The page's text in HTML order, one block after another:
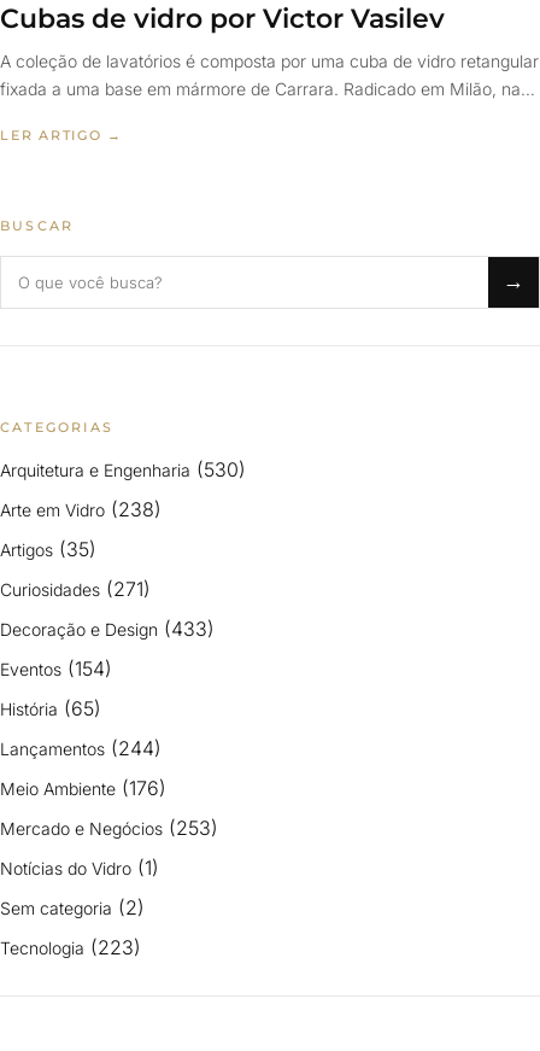
Cubas de vidro por Victor Vasilev
A coleção de lavatórios é composta por uma cuba de vidro retangular
fixada a uma base em mármore de Carrara. Radicado em Milão, na…
LER ARTIGO →
BUSCAR
→
CATEGORIAS
Arquitetura e Engenharia (530)
Arte em Vidro (238)
Artigos (35)
Curiosidades (271)
Decoração e Design (433)
Eventos (154)
História (65)
Lançamentos (244)
Meio Ambiente (176)
Mercado e Negócios (253)
Notícias do Vidro (1)
Sem categoria (2)
Tecnologia (223)